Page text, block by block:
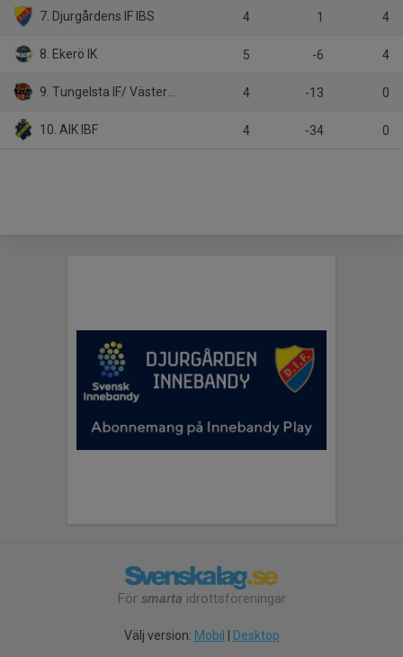
7. Djurgårdens IF IBS 4 1 4
8. Ekerö IK 5 -6 4
9. Tungelsta IF/ Västerhaninge IBK 4 -13 0
10. AIK IBF 4 -34 0
För smarta idrottsföreningar
Välj version: Mobil Desktop